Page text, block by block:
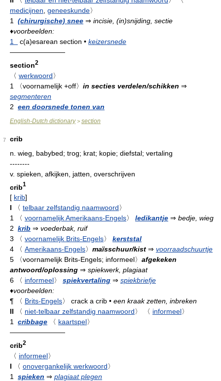
medicijnen geneeskunde〉
1
(chirurgische) snee ⇒ incisie, (in)snijding, sectie
♦voorbeelden:
1
c(a)esarean section • keizersnede
————————
section2
〈 werkwoord〉
1
〈voornamelijk +off〉 in secties verdelen/schikken ⇒
segmenteren
2 een doorsnede tonen van
English-Dutch dictionary> section
7
crib
n. wieg, babybed; trog; krat; kopie; diefstal; vertaling
--------
v. spieken, afkijken, jatten, overschrijven
crib1
[ krib]
I
〈 telbaar zelfstandig naamwoord〉
1
〈 voornamelijk Amerikaans-Engels〉 ledikantje ⇒ bedje, wieg
2 krib ⇒ voederbak, ruif
3
〈 voornamelijk Brits-Engels〉
kerststal
4
〈 Amerikaans-Engels〉 maïsschuur/kist ⇒ voorraadschuurtje
5
〈voornamelijk Brits-Engels; informeel〉 afgekeken
antwoord/oplossing ⇒ spiekwerk, plagiaat
6
〈 informeel〉 spiekvertaling ⇒ spiekbriefje
♦voorbeelden:
¶
〈 Brits-Engels〉 crack a crib • een kraak zetten, inbreken
II
〈 niet-telbaar zelfstandig naamwoord〉 〈 informeel〉
1
cribbage 〈 kaartspel〉
————————
crib2
〈 informeel〉
I
〈 onovergankelijk werkwoord〉
1
spieken ⇒ plagiaat plegen